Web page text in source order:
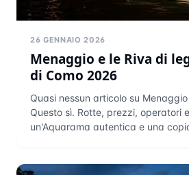
26 GENNAIO 2026
Menaggio e le Riva di
di Como 2026
Quasi nessun articolo su
Questo sì. Rotte, prezzi, operatori
un'Aquarama autentica e una